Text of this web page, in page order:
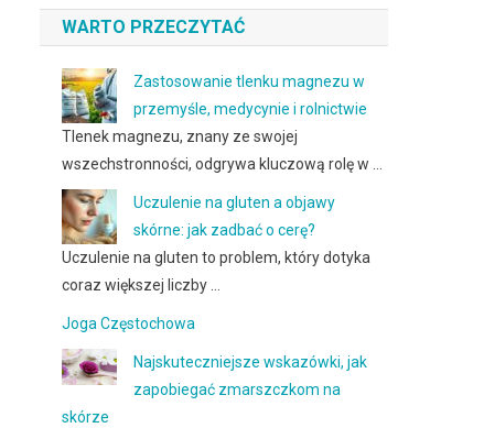
WARTO PRZECZYTAĆ
Zastosowanie tlenku magnezu w
przemyśle, medycynie i rolnictwie
Tlenek magnezu, znany ze swojej
wszechstronności, odgrywa kluczową rolę w …
Uczulenie na gluten a objawy
skórne: jak zadbać o cerę?
Uczulenie na gluten to problem, który dotyka
coraz większej liczby …
Joga Częstochowa
Najskuteczniejsze wskazówki, jak
zapobiegać zmarszczkom na
skórze